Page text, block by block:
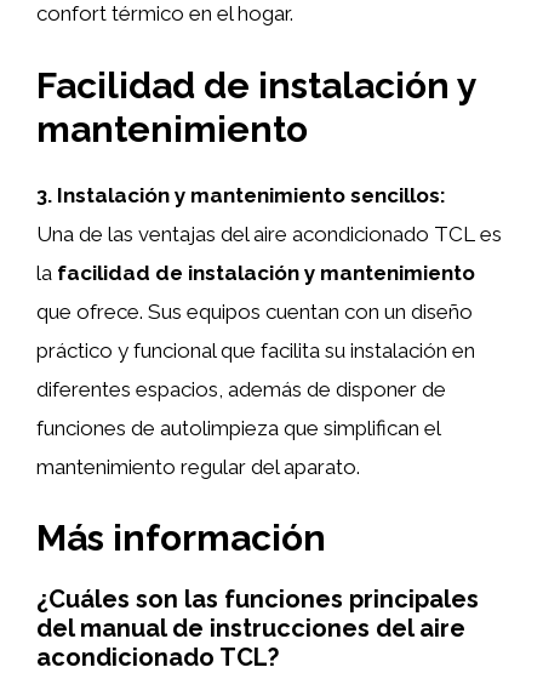
confort térmico en el hogar.
Facilidad de instalación y
mantenimiento
3. Instalación y mantenimiento sencillos:
Una de las ventajas del aire acondicionado TCL es
la facilidad de instalación y mantenimiento
que ofrece. Sus equipos cuentan con un diseño
práctico y funcional que facilita su instalación en
diferentes espacios, además de disponer de
funciones de autolimpieza que simplifican el
mantenimiento regular del aparato.
Más información
¿Cuáles son las funciones principales
del manual de instrucciones del aire
acondicionado TCL?